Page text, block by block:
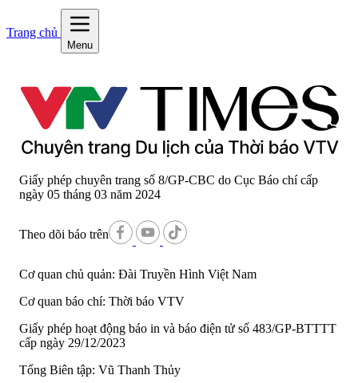
Trang chủ
Menu
Giấy phép chuyên trang số 8/GP-CBC do Cục Báo chí cấp
ngày 05 tháng 03 năm 2024
Theo dõi báo trên
Cơ quan chủ quản: Đài Truyền Hình Việt Nam
Cơ quan báo chí: Thời báo VTV
Giấy phép hoạt động báo in và báo điện tử số 483/GP-BTTTT
cấp ngày 29/12/2023
Tổng Biên tập: Vũ Thanh Thủy